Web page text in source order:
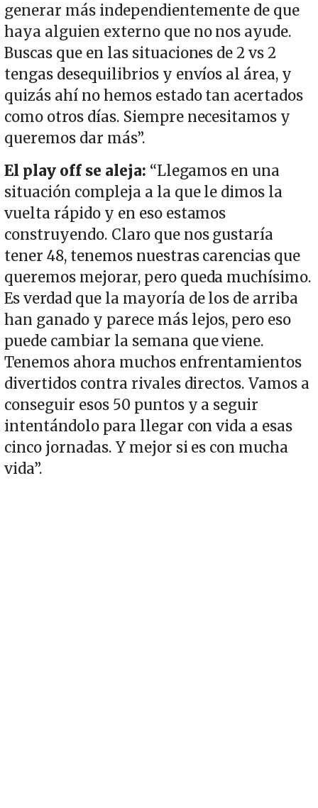
generar más independientemente de que
haya alguien externo que no nos ayude.
Buscas que en las situaciones de 2 vs 2
tengas desequilibrios y envíos al área, y
quizás ahí no hemos estado tan acertados
como otros días. Siempre necesitamos y
queremos dar más”.
El play off se aleja: “Llegamos en una
situación compleja a la que le dimos la
vuelta rápido y en eso estamos
construyendo. Claro que nos gustaría
tener 48, tenemos nuestras carencias que
queremos mejorar, pero queda muchísimo.
Es verdad que la mayoría de los de arriba
han ganado y parece más lejos, pero eso
puede cambiar la semana que viene.
Tenemos ahora muchos enfrentamientos
divertidos contra rivales directos. Vamos a
conseguir esos 50 puntos y a seguir
intentándolo para llegar con vida a esas
cinco jornadas. Y mejor si es con mucha
vida”.